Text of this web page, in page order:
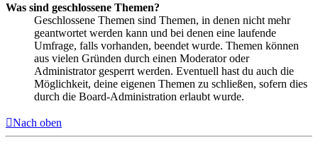
Was sind geschlossene Themen?
Geschlossene Themen sind Themen, in denen nicht mehr
geantwortet werden kann und bei denen eine laufende
Umfrage, falls vorhanden, beendet wurde. Themen können
aus vielen Gründen durch einen Moderator oder
Administrator gesperrt werden. Eventuell hast du auch die
Möglichkeit, deine eigenen Themen zu schließen, sofern dies
durch die Board-Administration erlaubt wurde.
Nach oben